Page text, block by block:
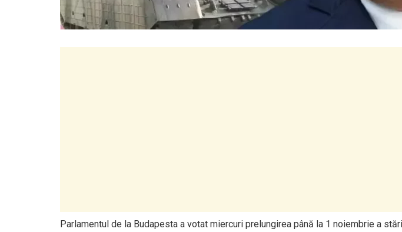
Parlamentul de la Budapesta a votat miercuri prelungirea până la 1 noiembrie a